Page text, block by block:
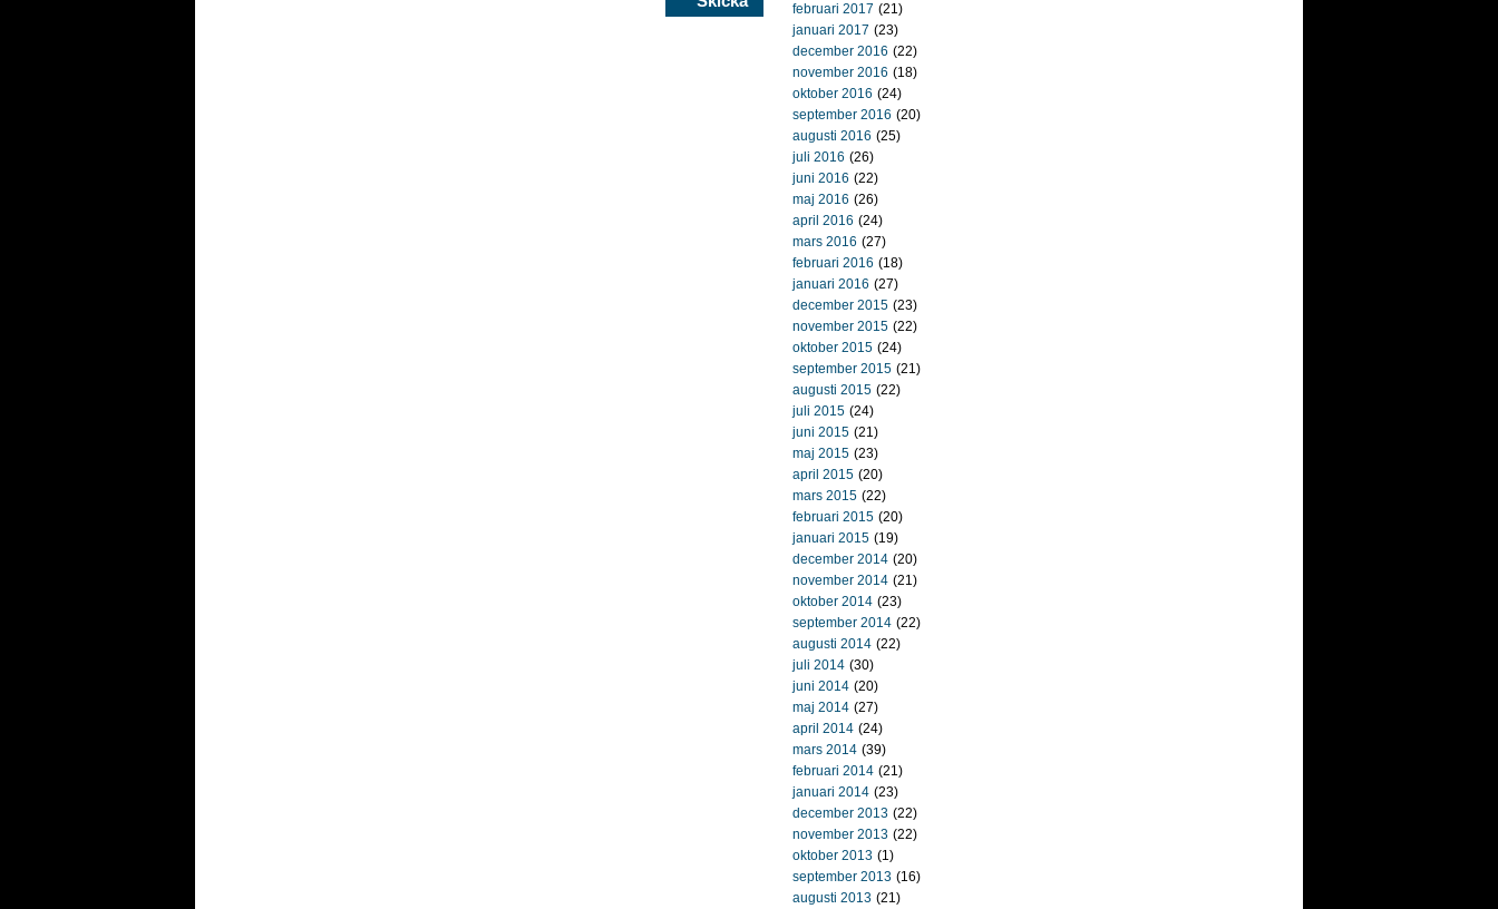
februari 2017 (21)
januari 2017 (23)
december 2016 (22)
november 2016 (18)
oktober 2016 (24)
september 2016 (20)
augusti 2016 (25)
juli 2016 (26)
juni 2016 (22)
maj 2016 (26)
april 2016 (24)
mars 2016 (27)
februari 2016 (18)
januari 2016 (27)
december 2015 (23)
november 2015 (22)
oktober 2015 (24)
september 2015 (21)
augusti 2015 (22)
juli 2015 (24)
juni 2015 (21)
maj 2015 (23)
april 2015 (20)
mars 2015 (22)
februari 2015 (20)
januari 2015 (19)
december 2014 (20)
november 2014 (21)
oktober 2014 (23)
september 2014 (22)
augusti 2014 (22)
juli 2014 (30)
juni 2014 (20)
maj 2014 (27)
april 2014 (24)
mars 2014 (39)
februari 2014 (21)
januari 2014 (23)
december 2013 (22)
november 2013 (22)
oktober 2013 (1)
september 2013 (16)
augusti 2013 (21)